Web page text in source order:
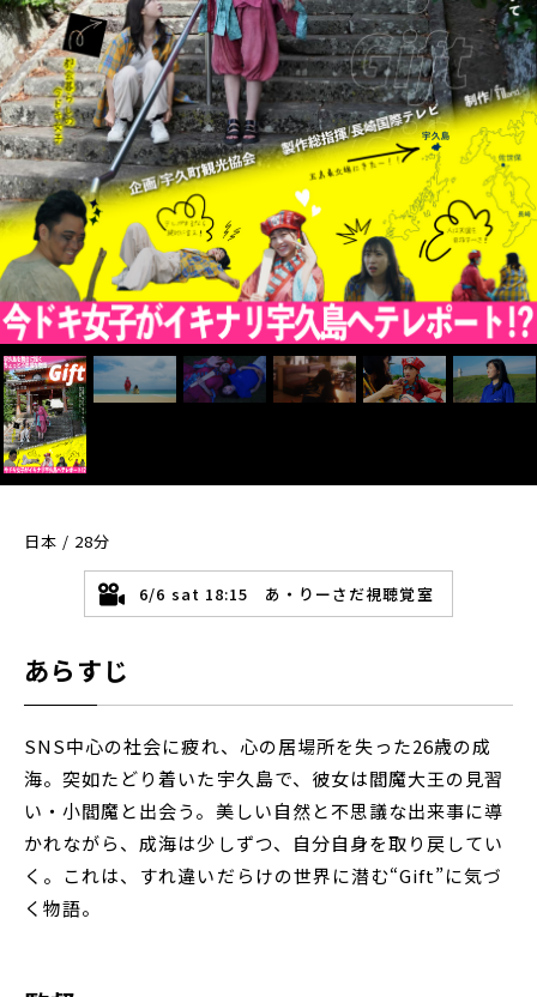
日本 / 28分
6/6 sat 18:15 あ・りーさだ視聴覚室
あらすじ
SNS中心の社会に疲れ、心の居場所を失った26歳の成
海。突如たどり着いた宇久島で、彼女は閻魔大王の見習
い・小閻魔と出会う。美しい自然と不思議な出来事に導
かれながら、成海は少しずつ、自分自身を取り戻してい
く。これは、すれ違いだらけの世界に潜む“Gift”に気づ
く物語。